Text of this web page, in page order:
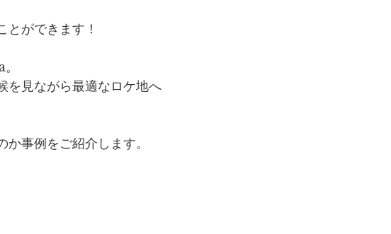
ができます！
を見ながら最適なロケ地へ
事例をご紹介します。